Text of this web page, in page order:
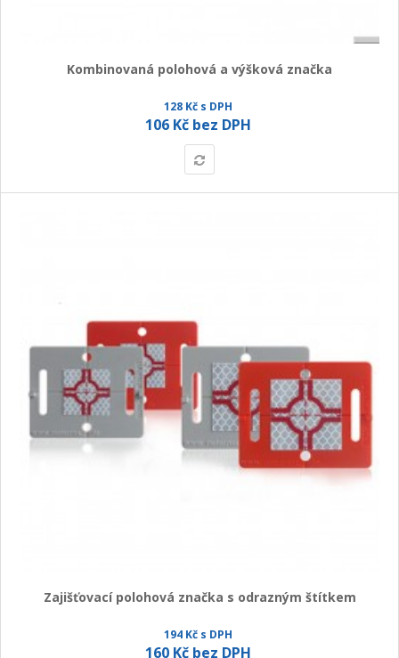
Kombinovaná polohová a výšková značka
128 Kč s DPH
106 Kč bez DPH
Zajišťovací polohová značka s odrazným štítkem
194 Kč s DPH
160 Kč bez DPH